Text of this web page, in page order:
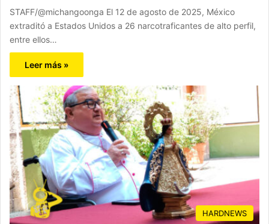
STAFF/@michangoonga El 12 de agosto de 2025, México
extraditó a Estados Unidos a 26 narcotraficantes de alto perfil,
entre ellos…
Leer más »
HARDNEWS